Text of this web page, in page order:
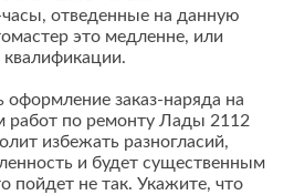
отведенные на данную
это медленне, или
квалификации.
заказ-наряда на
по ремонту Лады 2112
избежать разногласий,
и будет существенным
пойдет не так. Укажите, что